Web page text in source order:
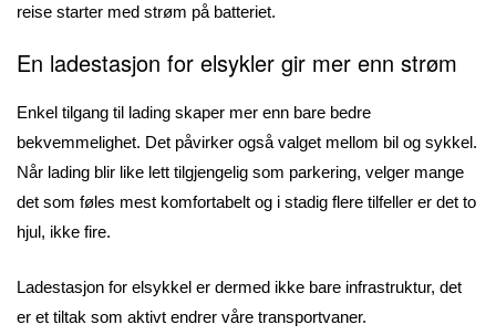
reise starter med strøm på batteriet.
En ladestasjon for elsykler gir mer enn strøm
Enkel tilgang til lading skaper mer enn bare bedre
bekvemmelighet. Det påvirker også valget mellom bil og sykkel.
Når lading blir like lett tilgjengelig som parkering, velger mange
det som føles mest komfortabelt og i stadig flere tilfeller er det to
hjul, ikke fire.
Ladestasjon for elsykkel er dermed ikke bare infrastruktur, det
er et tiltak som aktivt endrer våre transportvaner.